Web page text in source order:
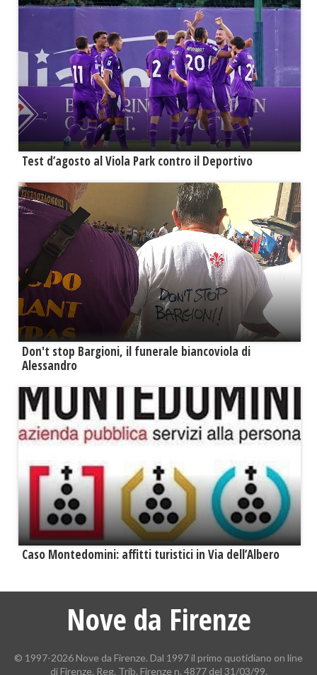
Test d’agosto al Viola Park contro il Deportivo
Don't stop Bargioni, il funerale biancoviola di
Alessandro
Caso Montedomini: affitti turistici in Via dell’Albero
Nove da Firenze
© 1997-2026 Nove da Firenze. Dal 1997 il primo quotidiano on line
di Firenze. Reg. Trib. Firenze n. 4877 del 31/03/99.